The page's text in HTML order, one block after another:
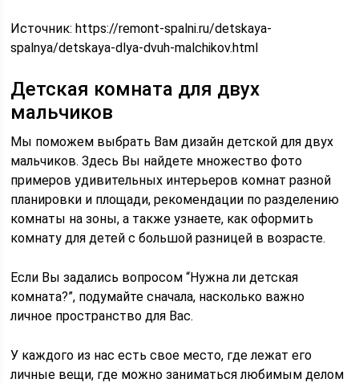
Источник:https://remont-spalni.ru/detskaya-
spalnya/detskaya-dlya-dvuh-malchikov.html
Детская комната для двух
мальчиков
Мы поможем выбрать Вам дизайн детской для двух
мальчиков. Здесь Вы найдете множество фото
примеров удивительных интерьеров комнат разной
планировки и площади, рекомендации по разделению
комнаты на зоны, а также узнаете, как оформить
комнату для детей с большой разницей в возрасте.
Если Вы задались вопросом “Нужна ли детская
комната?”, подумайте сначала, насколько важно
личное пространство для Вас.
У каждого из нас есть свое место, где лежат его
личные вещи, где можно заниматься любимым делом